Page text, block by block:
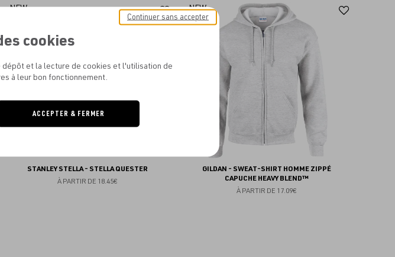
NEW
STANLEY STELLA - STELLA QUESTER
À PARTIR DE 18.45€
Ajouter
aux
NEW
GILDAN - SWEAT-SHIRT HOMME ZIPPÉ
CAPUCHE HEAVY BLEND™
À PARTIR DE 17.09€
cookies
et la lecture de cookies et l'utilisation de
à leur bon fonctionnement.
Continuer sans accepter
ACCEPTER & FERMER